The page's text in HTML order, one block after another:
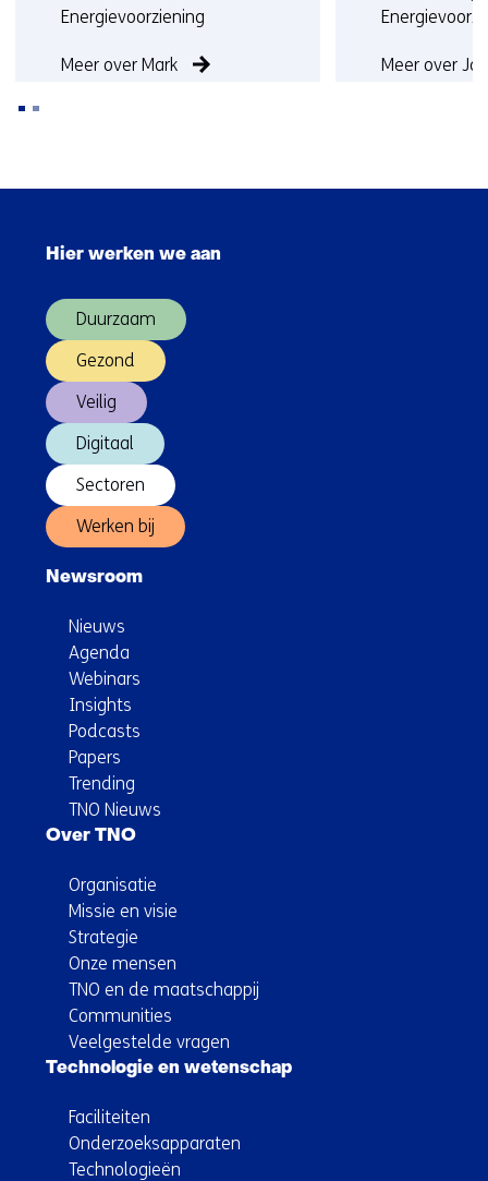
Energievoorziening
Meer over Mark Meer over Jan
naar
Hier werken we aan
Duurzaam
Gezond
Veilig
Digitaal
Sectoren
Werken bij
Newsroom
Nieuws
Agenda
Webinars
Insights
Podcasts
Papers
Trending
TNO Nieuws
Over TNO
Organisatie
Missie en visie
Strategie
Onze mensen
TNO en de maatschappij
Communities
Veelgestelde vragen
Technologie en wetenschap
Faciliteiten
Onderzoeksapparaten
Technologieën